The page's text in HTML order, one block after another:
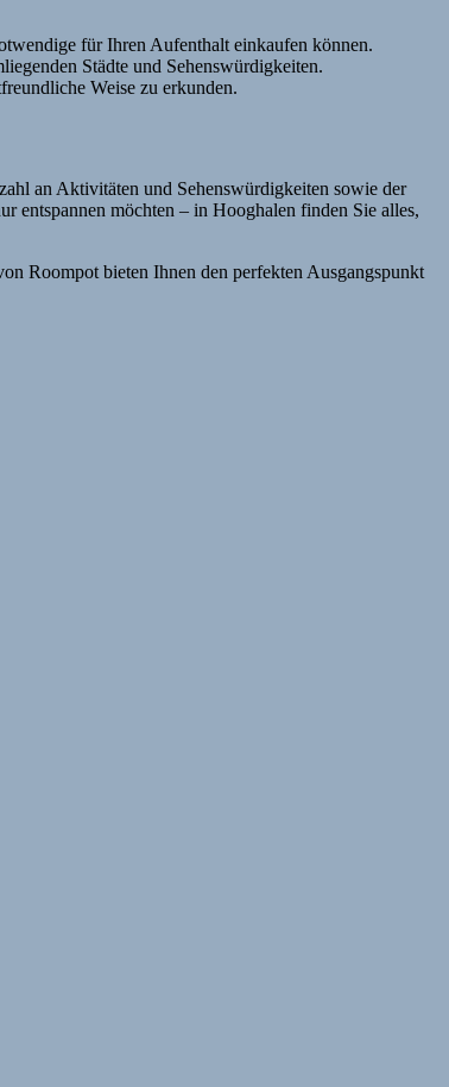
für Ihren Aufenthalt einkaufen können.
Städte und Sehenswürdigkeiten.
Weise zu erkunden.
an Aktivitäten und Sehenswürdigkeiten sowie der
entspannen möchten – in Hooghalen finden Sie alles,
Roompot bieten Ihnen den perfekten Ausgangspunkt